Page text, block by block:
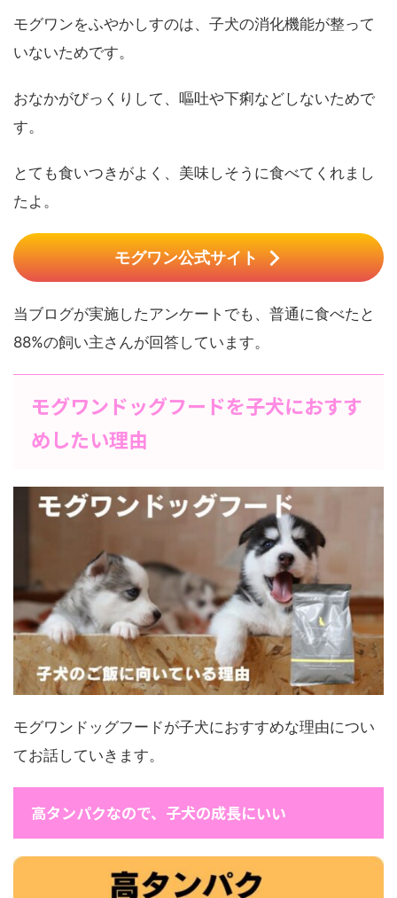
モグワンをふやかしすのは、子犬の消化機能が整って
いないためです。
おなかがびっくりして、嘔吐や下痢などしないためで
す。
とても食いつきがよく、美味しそうに食べてくれまし
たよ。
モグワン公式サイト
当ブログが実施したアンケートでも、普通に食べたと
88%の飼い主さんが回答しています。
モグワンドッグフードを子犬におすす
めしたい理由
モグワンドッグフードが子犬におすすめな理由につい
てお話していきます。
高タンパクなので、子犬の成長にいい